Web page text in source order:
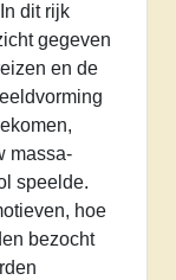
dit rijk
gegeven
en de
massa-
speelde.
hoe
bezocht